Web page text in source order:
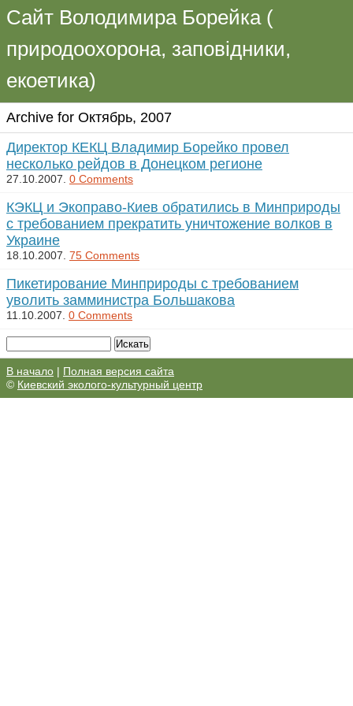
Сайт Володимира Борейка (
природоохорона, заповідники,
екоетика)
Archive for Октябрь, 2007
Директор КЕКЦ Владимир Борейко провел
несколько рейдов в Донецком регионе
27.10.2007. 0 Comments
КЭКЦ и Экоправо-Киев обратились в Минприроды
с требованием прекратить уничтожение волков в
Украине
18.10.2007. 75 Comments
Пикетирование Минприроды с требованием
уволить замминистра Большакова
11.10.2007. 0 Comments
В начало | Полная версия сайта
© Киевский эколого-культурный центр